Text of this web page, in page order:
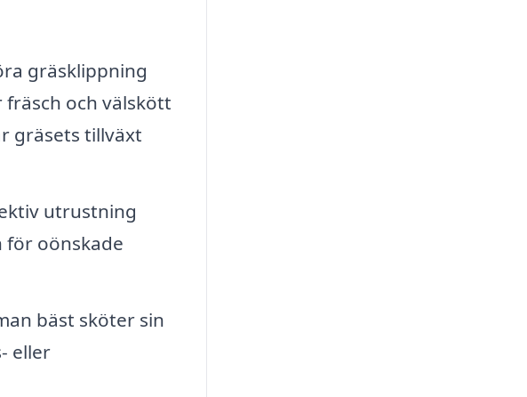
gräsklippning
och välskött
gräsets tillväxt
utrustning
oönskade
bäst sköter sin
eller